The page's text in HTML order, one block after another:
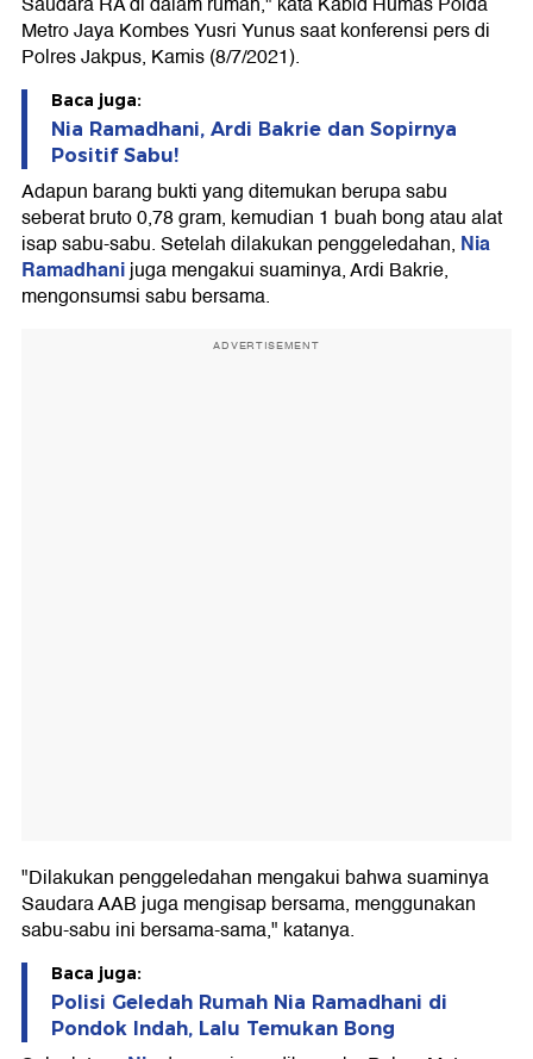
Metro Jaya Kombes Yusri Yunus saat konferensi pers di
Polres Jakpus, Kamis (8/7/2021).
Baca juga:
Nia Ramadhani, Ardi Bakrie dan Sopirnya
Positif Sabu!
Adapun barang bukti yang ditemukan berupa sabu
seberat bruto 0,78 gram, kemudian 1 buah bong atau alat
isap sabu-sabu. Setelah dilakukan penggeledahan, Nia
Ramadhanijuga mengakui suaminya, Ardi Bakrie,
mengonsumsi sabu bersama.
ADVERTISEMENT
"Dilakukan penggeledahan mengakui bahwa suaminya
Saudara AAB juga mengisap bersama, menggunakan
sabu-sabu ini bersama-sama," katanya.
Baca juga:
Polisi Geledah Rumah Nia Ramadhani di
Pondok Indah, Lalu Temukan Bong